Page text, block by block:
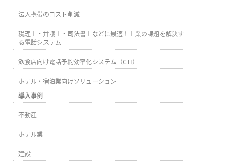
法人携帯のコスト削減
税理士・弁護士・司法書士などに最適！士業の課題を解決す
る電話システム
飲食店向け電話予約効率化システム（CTI）
ホテル・宿泊業向けソリューション
導入事例
不動産
ホテル業
建設